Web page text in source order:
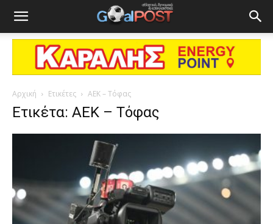
Αρχική Ετικέτες ΑΕΚ – Τόφας
Ετικέτα: ΑΕΚ – Τόφας